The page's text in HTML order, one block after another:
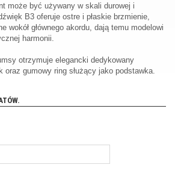
może być używany w skali durowej i
B3 oferuje ostre i płaskie brzmienie,
wokół głównego akordu, dają temu modelowi
harmonii.
otrzymuje elegancki dedykowany
oraz gumowy ring służący jako podstawka.